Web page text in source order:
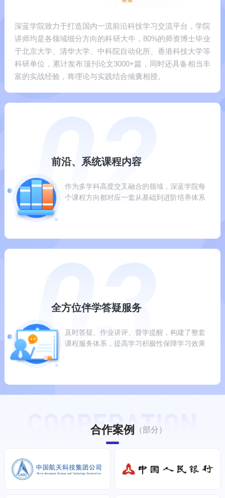
深蓝学院致力于打造国内一流前沿科技学习交流平台，学院
讲师均是各领域细分方向的科研大牛，80%的师资博士毕业
于北京大学、清华大学、中科院自动化所、香港科技大学等
科研单位，累计发布顶刊论文3000+篇，同时还具备相当丰
富的实战经验，将理论与实践结合倾囊相授。
前沿、系统课程内容
作为多学科高度交叉融合的领域，深蓝学院每
个课程方向都对应一套从基础到进阶培养体系
全方位伴学答疑服务
及时答疑、作业讲评、督学提醒，构建了整套
课程服务体系，提高学习积极性保障学习效果
合作案例 （部分）